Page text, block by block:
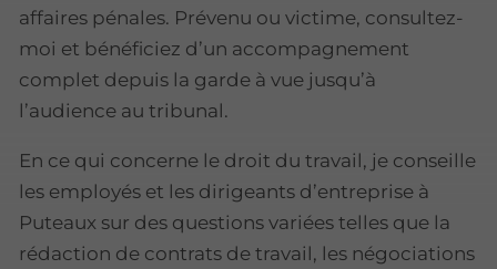
affaires pénales. Prévenu ou victime, consultez-
moi et bénéficiez d’un accompagnement
complet depuis la garde à vue jusqu’à
l’audience au tribunal.
En ce qui concerne le droit du travail, je conseille
les employés et les dirigeants d’entreprise à
Puteaux sur des questions variées telles que la
rédaction de contrats de travail, les négociations